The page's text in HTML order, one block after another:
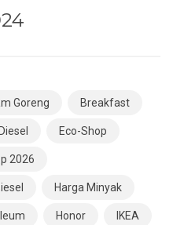
Goreng Breakfast
Diesel Eco-Shop
2026
Harga Minyak
Honor IKEA